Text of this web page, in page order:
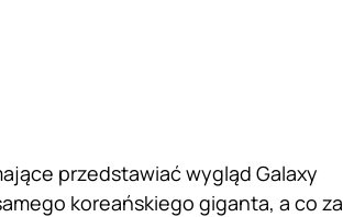
przedstawiać wygląd Galaxy
koreańskiego giganta, a co za